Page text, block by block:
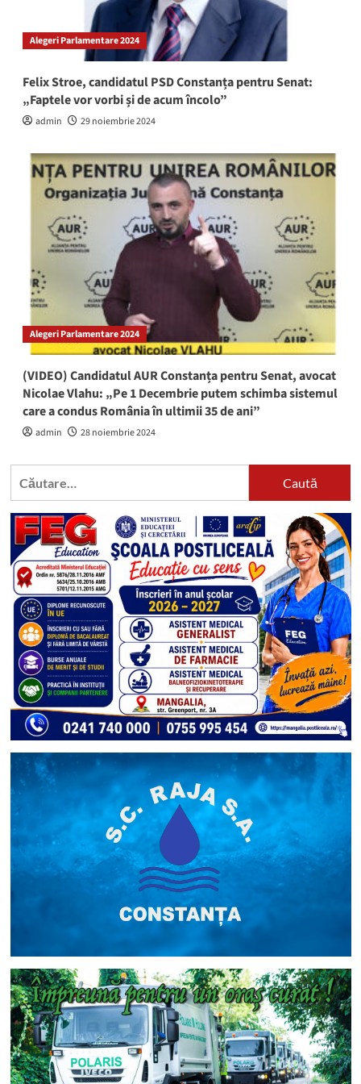
Alegeri Parlamentare 2024
Felix Stroe, candidatul PSD Constanța pentru Senat:
„Faptele vor vorbi și de acum încolo”
admin 29 noiembrie 2024
Alegeri Parlamentare 2024
(VIDEO) Candidatul AUR Constanța pentru Senat, avocat
Nicolae Vlahu: „Pe 1 Decembrie putem schimba sistemul
care a condus România în ultimii 35 de ani”
admin 28 noiembrie 2024
Caută